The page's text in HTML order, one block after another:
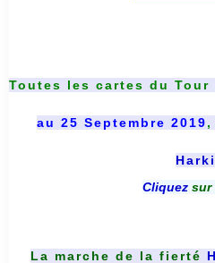
Toutes les cartes du Tour
au 25 Septembre 2019,
Harki
Cliquez sur
La marche de la fierté